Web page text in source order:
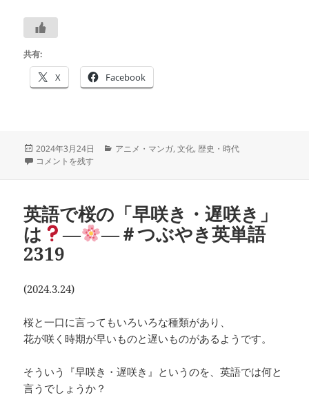
共有:
X Facebook
投
稿
2024年3月24日
カ
アニメ・マンガ,文化, 歴史・時代
「僕の心のヤバイやつ」の聖地巡礼 5：目黒不動尊＝ ”THE DANGERS
コメントを残す
英語で桜の「早咲き・遅咲き」
は
―
―＃つぶやき英単語
2319
(2024.3.24)
桜と一口に言ってもいろいろな種類があり、
花が咲く時期が早いものと遅いものがあるようです。
そういう『早咲き・遅咲き』というのを、英語では何と
言うでしょうか？